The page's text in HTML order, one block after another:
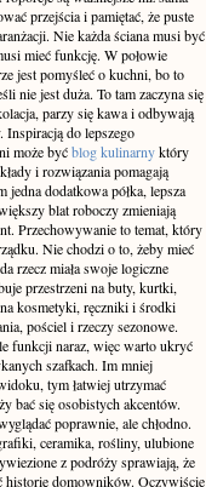
przejścia i pamiętać, że puste
Nie każda ściana musi być
mieć funkcję. W połowie
jest pomyśleć o kuchni, bo to
nie jest duża. To tam zaczyna się
parzy się kawa i odbywają
do lepszego
może byćblog kulinarnyktóry
i rozwiązania pomagają
jedna dodatkowa półka, lepsza
blat roboczy zmieniają
Przechowywanie to temat, który
Nie chodzi o to, żeby mieć
rzecz miała swoje logiczne
przestrzeni na buty, kurtki,
kosmetyki, ręczniki i środki
pościel i rzeczy sezonowe.
funkcji naraz, więc warto ukryć
szafkach. Im mniej
tym łatwiej utrzymać
bać się osobistych akcentów.
poprawnie, ale chłodno.
ceramika, rośliny, ulubione
z podróży sprawiają, że
historię domowników. Oczywiście